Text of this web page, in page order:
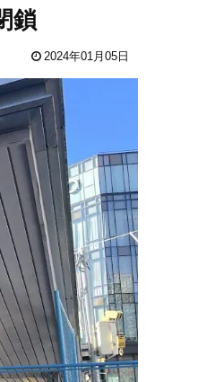
鎖
2024年01月05日